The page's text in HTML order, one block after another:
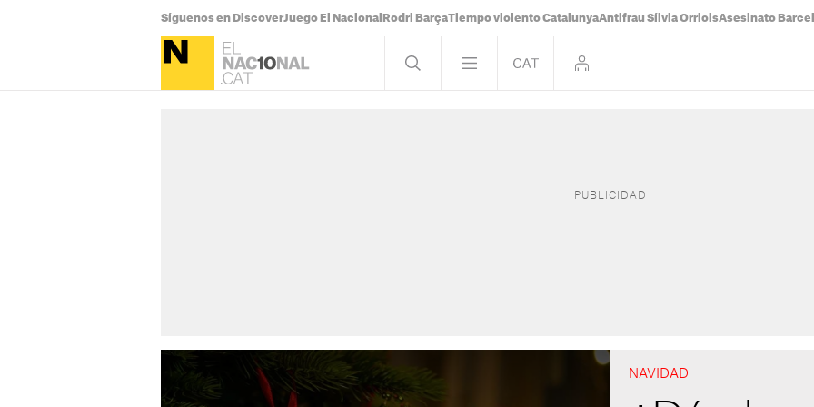
Síguenos en DiscoverJuego El Nacional Rodri BarçaTiempo violento CatalunyaAntifrau Sílvia OrriolsAsesinato
NAVIDAD